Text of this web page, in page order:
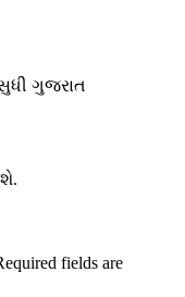
ગુજરાત
fields are